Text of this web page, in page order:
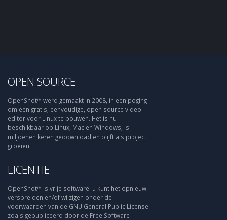
OPEN SOURCE
OpenShot™ werd gemaakt in 2008, in een poging
om een gratis, eenvoudige, open source video-
editor voor Linux te bouwen. Het is nu
beschikbaar op Linux, Mac en Windows, is
miljoenen keren gedownload en blijft als project
groeien!
LICENTIE
OpenShot™ is vrije software: u kunt het opnieuw
verspreiden en/of wijzigen onder de
voorwaarden van de GNU General Public License
zoals gepubliceerd door de Free Software